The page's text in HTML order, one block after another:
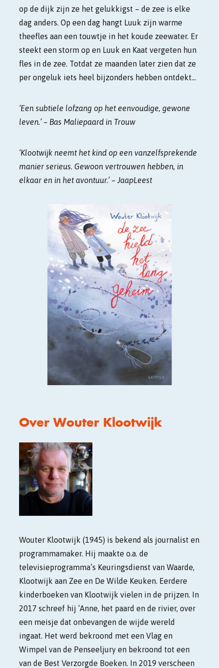
op de dijk zijn ze het gelukkigst – de zee is elke
dag anders. Op een dag hangt Luuk zijn warme
theefles aan een touwtje in het koude zeewater. Er
steekt een storm op en Luuk en Kaat vergeten hun
fles in de zee. Totdat ze maanden later zien dat ze
per ongeluk iets heel bijzonders hebben ontdekt…
‘Een subtiele lofzang op het eenvoudige, gewone
leven.’ – Bas Maliepaard in Trouw
‘Klootwijk neemt het kind op een vanzelfsprekende
manier serieus. Gewoon vertrouwen hebben, in
elkaar en in het avontuur.’ – JaapLeest
Over Wouter Klootwijk
Wouter Klootwijk (1945) is bekend als journalist en
programmamaker. Hij maakte o.a. de
televisieprogramma’s Keuringsdienst van Waarde,
Klootwijk aan Zee en De Wilde Keuken. Eerdere
kinderboeken van Klootwijk vielen in de prijzen. In
2017 schreef hij ‘Anne, het paard en de rivier, over
een meisje dat onbevangen de wijde wereld
ingaat. Het werd bekroond met een Vlag en
Wimpel van de Penseeljury en bekroond tot een
van de Best Verzorgde Boeken. In 2019 verscheen